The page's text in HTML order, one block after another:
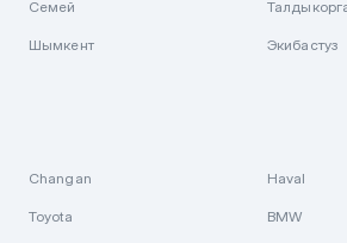
Семей
Шымкент Экибастуз
Changan Haval
Toyota BMW